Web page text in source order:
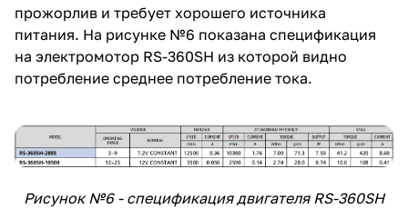
прожорлив и требует хорошего источника
питания. На рисунке №6 показана спецификация
на электромотор RS-360SH из которой видно
потребление среднее потребление тока.
Рисунок №6 - спецификация двигателя RS-360SH